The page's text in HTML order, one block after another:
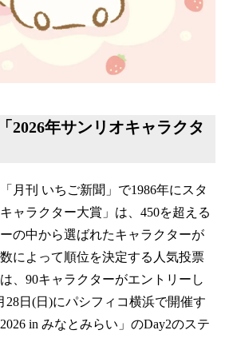
2026年サンリオキャラクタ
月刊 いちご新聞」で1986年にスタ
ャラクター大賞」は、450を超える
の中から選ばれたキャラクターが
によって順位を決定する人気投票
、90キャラクターがエントリーし
28日(日)にパシフィコ横浜で開催す
in みなとみらい」のDay2のステ